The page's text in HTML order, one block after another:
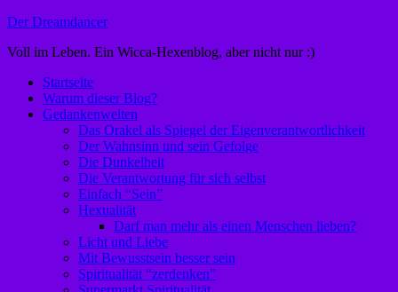
Zum
springen
Der Dreamdancer
Voll im Leben. Ein Wicca-Hexenblog, aber nicht nur :)
Startseite
Warum dieser Blog?
Gedankenwelten
Das Orakel als Spiegel der Eigenverantwortlichkeit
Der Wahnsinn und sein Gefolge
Die Dunkelheit
Die Verantwortung für sich selbst
Einfach “Sein”
Hexualität
Darf man mehr als einen Menschen lieben?
Licht und Liebe
Mit Bewusstsein besser sein
Spiritualität “zerdenken”